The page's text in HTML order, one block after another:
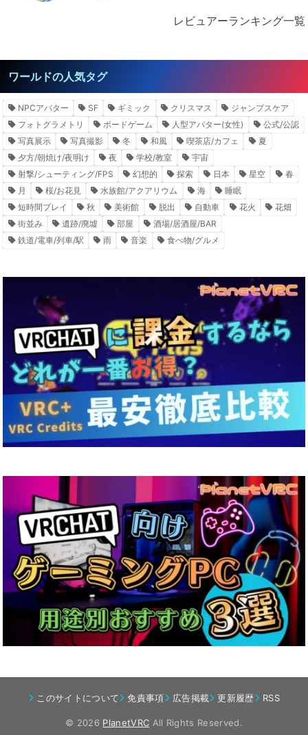
レビュアーランキング一覧
ワールドの人気タグ
NPCアバター SF ギミック クリスマス
ジャンプスケア
フォトグラメトリ
ボードゲーム 人型アバター(女性)
公式/公認
写真展示
写真撮影 冬 和風 喫茶店/カフェ
夏
夕方/朝焼け/夜明け
夜 学校/教室
宇宙
射撃/シューティング/FPS
幻想的 探索 日本 星空
春
月
桜/お花見 水族館/アクアリウム 海
睡眠
短時間プレイ
秋 美術館 脱出 自動車 花火
花畑
街並み
遺跡/廃墟 部屋
酒場/居酒屋/BAR
鉄道/電車/列車/駅
雨 音楽 食べ物/グルメ
このサイトについて 免責事項 広告掲載 更新履歴 RSS
© 2026 PlanetVRC All Rights Reserved.